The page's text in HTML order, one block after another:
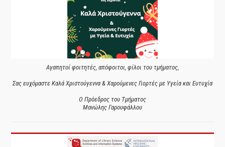
Αγαπητοί φοιτητές, απόφοιτοι, φίλοι του τμήματος,
Σας ευχόμαστε Καλά Χριστούγεννα & Χαρούμενες Γιορτές με Υγεία και Ευτυχία
Ο Πρόεδρος του Τμήματος
Μανώλης Γαρουφάλλου